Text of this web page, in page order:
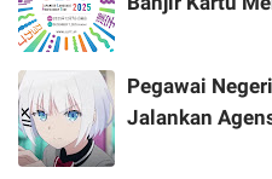
Pegawai
Jalankan